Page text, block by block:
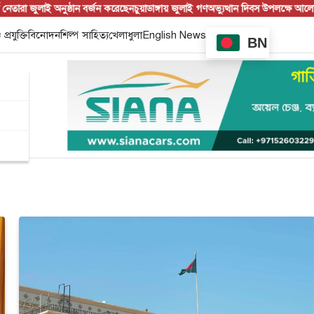
অনুষ্ঠান বর্জন করেছেনচুয়াডাঙ্গায় জুলাই গণঅভ্যুত্থান দিবস উপলক্ষে আলোচনা
প্রযুক্তিবিনোদনশিল্প সাহিত্যখেলাধুলাEnglish News
BN